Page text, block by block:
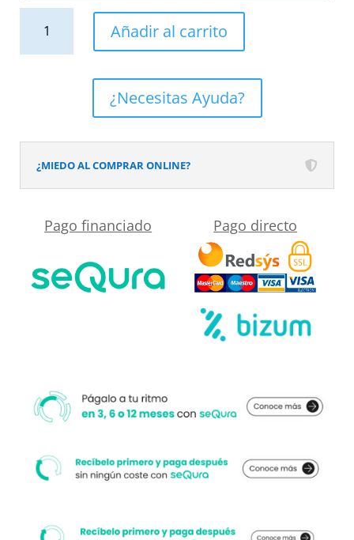
suspendida
TREX
puerta
Añadir al carrito
¿Necesitas Ayuda?
¿MIEDO AL COMPRAR ONLINE?
Pago financiado Pago directo